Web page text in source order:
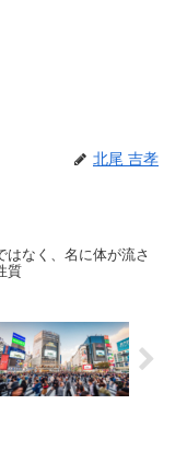
北尾 吉孝
はなく、名に体が流さ
質